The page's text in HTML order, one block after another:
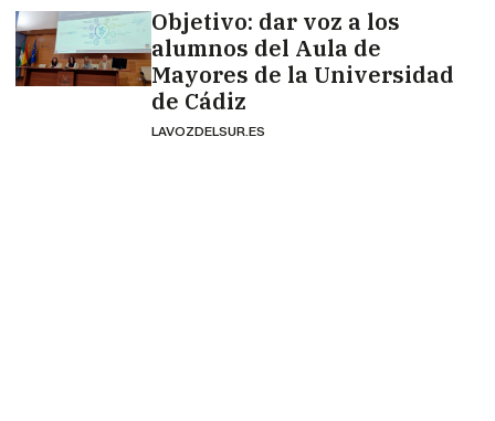
Objetivo: dar voz a los
alumnos del Aula de
Mayores de la Universidad
de Cádiz
LAVOZDELSUR.ES